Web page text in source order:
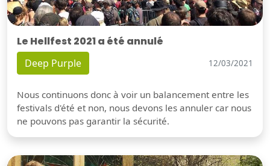
Le Hellfest 2021 a été annulé
Deep Purple 12/03/2021
Nous continuons donc à voir un balancement entre les
festivals d'été et non, nous devons les annuler car nous
ne pouvons pas garantir la sécurité.